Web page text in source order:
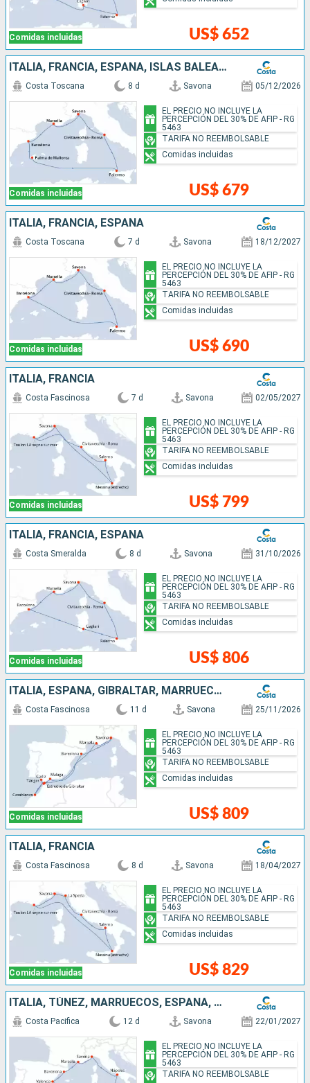
Comidas incluidas US$ 652
ITALIA, FRANCIA, ESPAÑA, ISLAS BALEARES
Comidas incluidas
Costa Toscana 8 d Savona 05/12/2026
US$ 679
EL PRECIO NO INCLUYE LA
PERCEPCIÓN DEL 30% DE AFIP - RG
5463
TARIFA NO REEMBOLSABLE
Comidas incluidas
ITALIA, FRANCIA, ESPAÑA
Comidas incluidas
Costa Toscana 7 d Savona 18/12/2027
US$ 690
EL PRECIO NO INCLUYE LA
PERCEPCIÓN DEL 30% DE AFIP - RG
5463
TARIFA NO REEMBOLSABLE
Comidas incluidas
ITALIA, FRANCIA
Comidas incluidas
Costa Fascinosa 7 d Savona 02/05/2027
US$ 799
EL PRECIO NO INCLUYE LA
PERCEPCIÓN DEL 30% DE AFIP - RG
5463
TARIFA NO REEMBOLSABLE
Comidas incluidas
ITALIA, FRANCIA, ESPAÑA
Comidas incluidas
Costa Smeralda 8 d Savona 31/10/2026
US$ 806
EL PRECIO NO INCLUYE LA
PERCEPCIÓN DEL 30% DE AFIP - RG
5463
TARIFA NO REEMBOLSABLE
Comidas incluidas
ITALIA, ESPAÑA, GIBRALTAR, MARRUECOS, FRANCIA
Comidas incluidas
Costa Fascinosa 11 d Savona 25/11/2026
US$ 809
EL PRECIO NO INCLUYE LA
PERCEPCIÓN DEL 30% DE AFIP - RG
5463
TARIFA NO REEMBOLSABLE
Comidas incluidas
ITALIA, FRANCIA
Comidas incluidas
Costa Fascinosa 8 d Savona 18/04/2027
US$ 829
EL PRECIO NO INCLUYE LA
PERCEPCIÓN DEL 30% DE AFIP - RG
5463
TARIFA NO REEMBOLSABLE
Comidas incluidas
ITALIA, TÚNEZ, MARRUECOS, ESPAÑA, FRANCIA
Costa Pacifica 12 d Savona 22/01/2027
EL PRECIO NO INCLUYE LA
PERCEPCIÓN DEL 30% DE AFIP - RG
5463
TARIFA NO REEMBOLSABLE